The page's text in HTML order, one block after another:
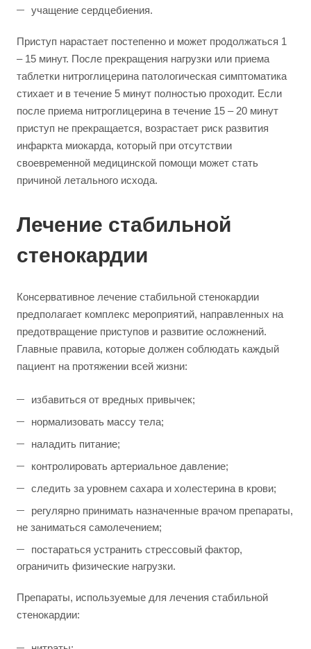
учащение сердцебиения.
Приступ нарастает постепенно и может продолжаться 1
– 15 минут. После прекращения нагрузки или приема
таблетки нитроглицерина патологическая симптоматика
стихает и в течение 5 минут полностью проходит. Если
после приема нитроглицерина в течение 15 – 20 минут
приступ не прекращается, возрастает риск развития
инфаркта миокарда, который при отсутствии
своевременной медицинской помощи может стать
причиной летального исхода.
Лечение стабильной
стенокардии
Консервативное лечение стабильной стенокардии
предполагает комплекс мероприятий, направленных на
предотвращение приступов и развитие осложнений.
Главные правила, которые должен соблюдать каждый
пациент на протяжении всей жизни:
избавиться от вредных привычек;
нормализовать массу тела;
наладить питание;
контролировать артериальное давление;
следить за уровнем сахара и холестерина в крови;
регулярно принимать назначенные врачом препараты,
не заниматься самолечением;
постараться устранить стрессовый фактор,
ограничить физические нагрузки.
Препараты, используемые для лечения стабильной
стенокардии: